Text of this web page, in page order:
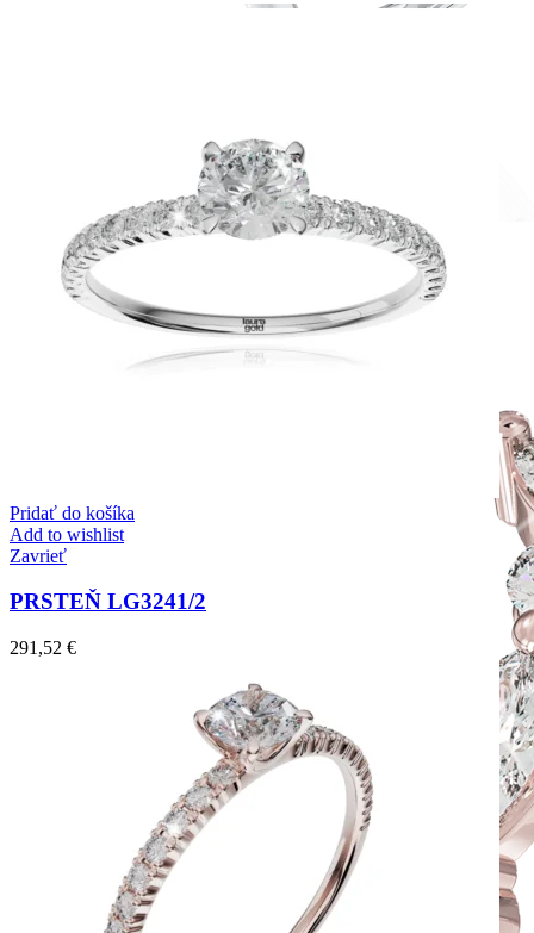
Romantic Collection
Zásnubné prstne z kolekcie Romantic.
Pridať do košíka
Add to wishlist
Zavrieť
PRSTEŇ LG3241/2
291,52 €